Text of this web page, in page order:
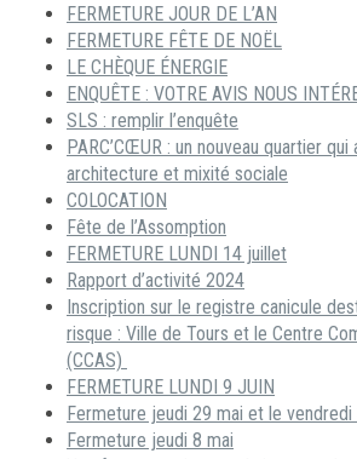
FERMETURE JOUR DE L’AN
FERMETURE FÊTE DE NOËL
LE CHÈQUE ÉNERGIE
ENQUÊTE : VOTRE AVIS NOUS
SLS : remplir l’enquête
PARC’CŒUR : un nouveau quartier qui
architecture et mixité sociale
COLOCATION
Fête de l’Assomption
FERMETURE LUNDI 14 juillet
Rapport d’activité 2024
Inscription sur le registre canicule
risque : Ville de Tours et le Centre
(CCAS)
FERMETURE LUNDI 9 JUIN
Fermeture jeudi 29 mai et le vendredi
Fermeture jeudi 8 mai